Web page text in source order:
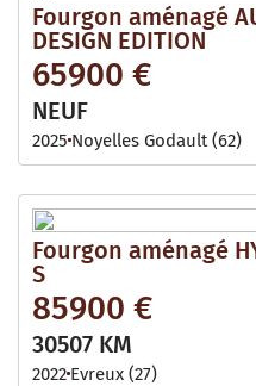
Fourgon aménagé
DESIGN EDITION
65900 €
NEUF
2025 Noyelles Godault (62)
Fourgon aménagé
S
85900 €
30507 KM
2022 Evreux (27)